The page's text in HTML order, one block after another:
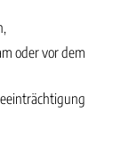
oder vor dem